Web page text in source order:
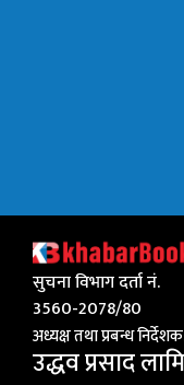
सुचना विभाग दर्ता नं.
3560-2078/80
अध्यक्ष तथा प्रबन्ध
उद्धव प्रसाद